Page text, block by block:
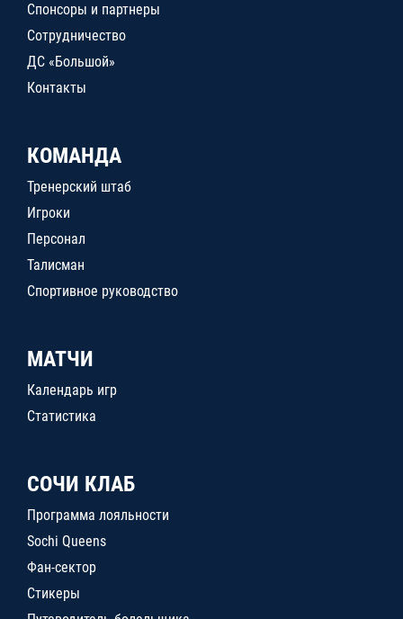
Спонсоры и партнеры
Сотрудничество
ДС «Большой»
Контакты
КОМАНДА
Тренерский штаб
Игроки
Персонал
Талисман
Спортивное руководство
МАТЧИ
Календарь игр
Статистика
СОЧИ КЛАБ
Программа лояльности
Sochi Queens
Фан-сектор
Стикеры